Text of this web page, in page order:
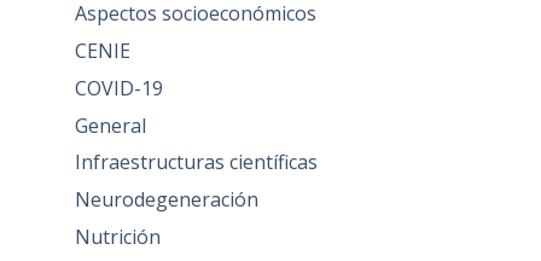
Aspectos socioeconómicos
CENIE
COVID-19
General
Infraestructuras científicas
Neurodegeneración
Nutrición